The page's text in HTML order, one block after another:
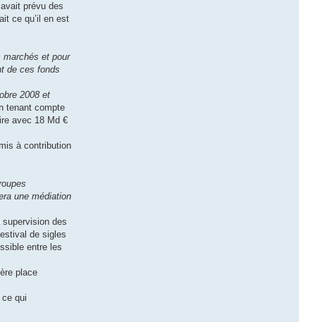
prévu des
ce qu’il en est
marchés et pour
de ces fonds
2008 et
tenant compte
avec 18 Md €
à contribution
une médiation
supervision des
de sigles
entre les
place
qui